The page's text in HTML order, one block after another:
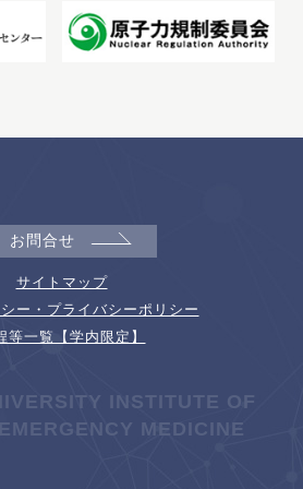
お問合せ
サイトマップ
ー・プライバシーポリシー
等一覧【学内限定】
INSTITUTE OF
MEDICINE